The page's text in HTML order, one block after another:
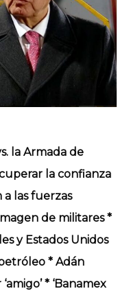
la Armada de
la confianza
las fuerzas
de militares *
y Estados Unidos
* Adán
* ‘Banamex